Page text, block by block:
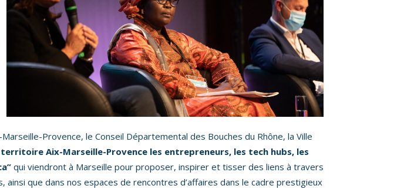
Provence, le Conseil Départemental des Bouches du Rhône, la Ville
territoire Aix-Marseille-Provence les entrepreneurs, les tech hubs, les
qui viendront à Marseille pour proposer, inspirer et tisser des liens à travers
que dans nos espaces de rencontres d’affaires dans le cadre prestigieux